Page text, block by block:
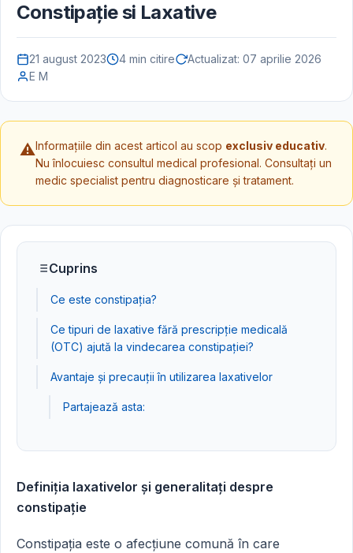
Constipație si Laxative
21 august 2023 4 min citire Actualizat: 07 aprilie 2026
E M
⚠️Informațiile din acest articol au scop exclusiv educativ.
Nu înlocuiesc consultul medical profesional. Consultați un
medic specialist pentru diagnosticare și tratament.
Cuprins
Ce este constipația?
Ce tipuri de laxative fără prescripție medicală
(OTC) ajută la vindecarea constipației?
Avantaje și precauții în utilizarea laxativelor
Partajează asta:
Definiția laxativelor și generalitați despre
constipație
Constipația este o afecțiune comună în care